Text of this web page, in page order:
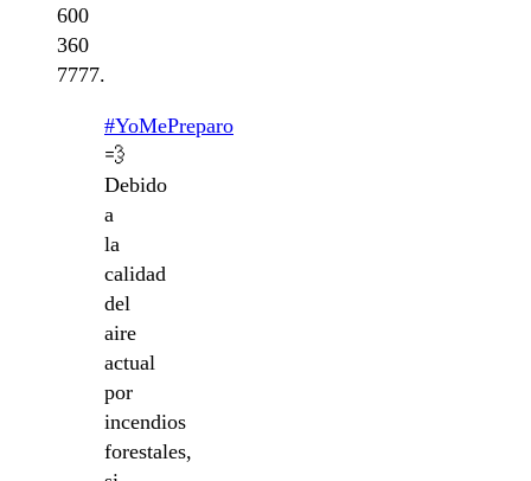
600
360
7777.
#YoMePreparo
💨
Debido
a
la
calidad
del
aire
actual
por
incendios
forestales,